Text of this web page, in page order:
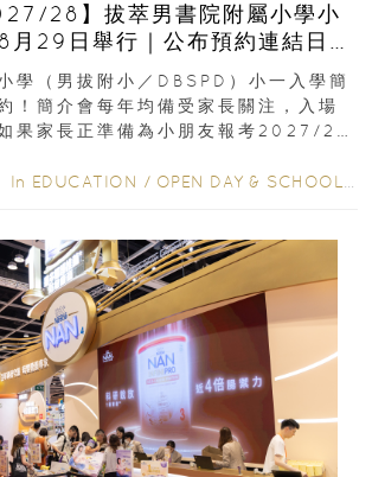
28】拔萃男書院附屬小學小
月29日舉行｜公布預約連結日期
溫
學（男拔附小／DBSPD）小一入學簡
！簡介會每年均備受家長關注，入場
果家長正準備為小朋友報考2027/28
In EDUCATION / OPEN DAY & SCHOOL EVENTS